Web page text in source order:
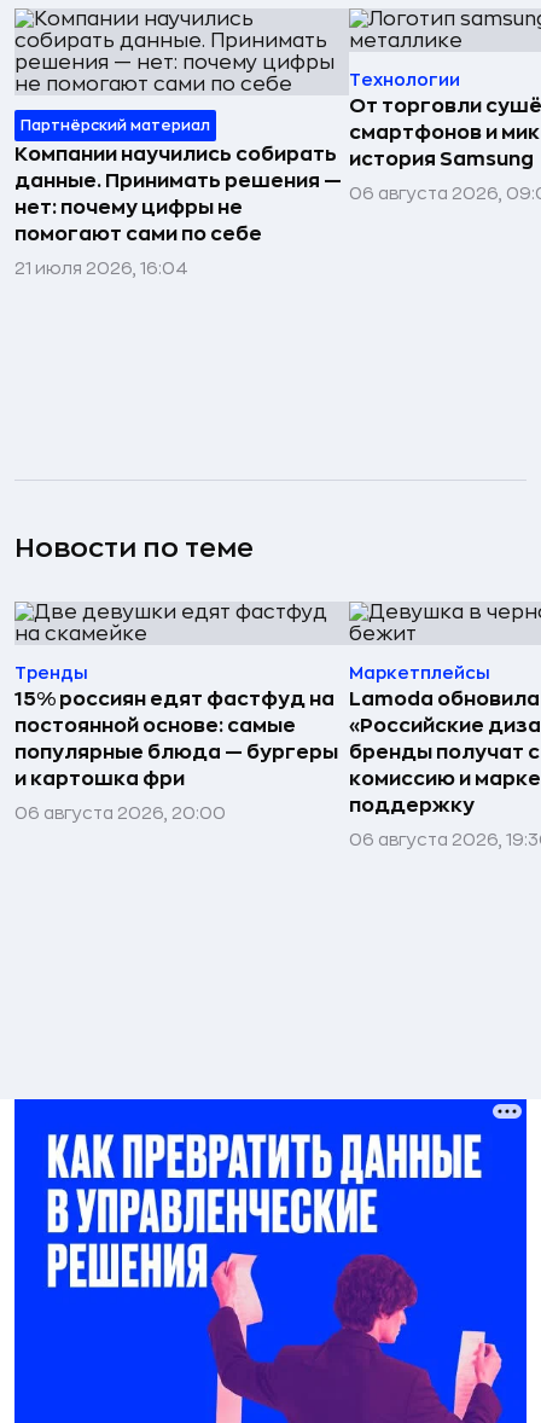
Партнёрский материал
Компании научились собирать
данные. Принимать решения —
нет: почему цифры не
помогают сами по себе
21 июля 2026, 16:04
Технологии
От торговли
смартфонов и
история Samsung
06 августа 2026,
Новости по теме
Тренды
15% россиян едят фастфуд на
постоянной основе: самые
популярные блюда — бургеры
и картошка фри
06 августа 2026, 20:00
Маркетплейсы
Lamoda
«Российские
бренды получат
комиссию и
поддержку
06 августа 2026,